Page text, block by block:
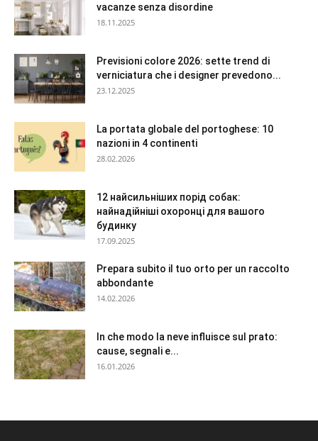
vacanze senza disordine
18.11.2025
Previsioni colore 2026: sette trend di
verniciatura che i designer prevedono...
23.12.2025
La portata globale del portoghese: 10
nazioni in 4 continenti
28.02.2026
12 найсильніших порід собак:
найнадійніші охоронці для вашого
будинку
17.09.2025
Prepara subito il tuo orto per un raccolto
abbondante
14.02.2026
In che modo la neve influisce sul prato:
cause, segnali e...
16.01.2026